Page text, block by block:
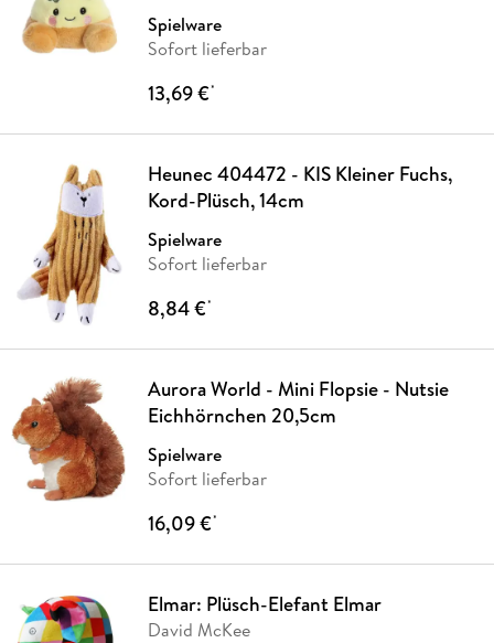
Spielware
Sofort lieferbar
13,69 €*
Heunec 404472 - KIS Kleiner Fuchs,
Kord-Plüsch, 14cm
Spielware
Sofort lieferbar
8,84 €*
Aurora World - Mini Flopsie - Nutsie
Eichhörnchen 20,5cm
Spielware
Sofort lieferbar
16,09 €*
Elmar: Plüsch-Elefant Elmar
David McKee